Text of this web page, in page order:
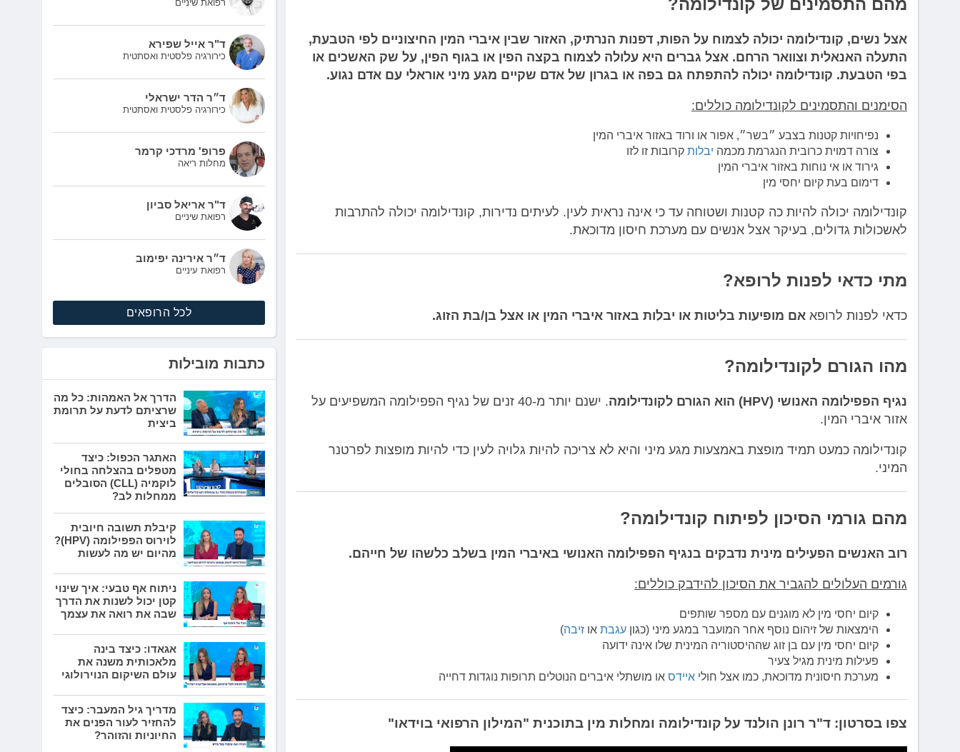
מהם התסמינים של קונדילומה?
אצל נשים, קונדילומה יכולה לצמוח על הפות, דפנות הנרתיק, האזור שבין איברי המין החיצוניים לפי הטבעת,
התעלה האנאלית וצוואר הרחם. אצל גברים היא עלולה לצמוח בקצה הפין או בגוף הפין, על שק האשכים או
בפי הטבעת. קונדילומה יכולה להתפתח גם בפה או בגרון של אדם שקיים מגע מיני אוראלי עם אדם נגוע.
הסימנים והתסמינים לקונדילומה כוללים:
נפיחויות קטנות בצבע ״בשר״, אפור או ורוד באזור איברי המין
צורה דמוית כרובית הנגרמת מכמה יבלות קרובות זו לזו
גירוד או אי נוחות באזור איברי המין
דימום בעת קיום יחסי מין
קונדילומה יכולה להיות כה קטנות ושטוחה עד כי אינה נראית לעין. לעיתים נדירות, קונדילומה יכולה להתרבות
לאשכולות גדולים, בעיקר אצל אנשים עם מערכת חיסון מדוכאת.
מתי כדאי לפנות לרופא?
כדאי לפנות לרופא אם מופיעות בליטות או יבלות באזור איברי המין או אצל בן/בת הזוג.
מהו הגורם לקונדילומה?
נגיף הפפילומה האנושי (HPV) הוא הגורם לקונדילומה
. ישנם יותר מ-40 זנים של נגיף הפפילומה המשפיעים על
אזור איברי המין.
קונדילומה כמעט תמיד מופצת באמצעות מגע מיני והיא לא צריכה להיות גלויה לעין כדי להיות מופצות לפרטנר
המיני.
מהם גורמי הסיכון לפיתוח קונדילומה?
רוב האנשים הפעילים מינית נדבקים בנגיף הפפילומה האנושי באיברי המין בשלב כלשהו של חייהם.
גורמים העלולים להגביר את הסיכון להידבק כוללים:
קיום יחסי מין לא מוגנים עם מספר שותפים
הימצאות של זיהום נוסף אחר המועבר במגע מיני (כגון עגבת או זיבה)
קיום יחסי מין עם בן זוג שההיסטוריה המינית שלו אינה ידועה
פעילות מינית מגיל צעיר
מערכת חיסונית מדוכאת, כמו אצל חולי איידס או מושתלי איברים הנוטלים תרופות נוגדות דחייה
צפו בסרטון: ד"ר רונן הולנד על קונדילומה ומחלות מין בתוכנית "המילון הרפואי בוידאו"
רפואת שיניים
ד"ר אייל שפירא
כירורגיה פלסטית ואסתטית
ד״ר הדר ישראלי
כירורגיה פלסטית ואסתטית
פרופ' מרדכי קרמר
מחלות ריאה
ד"ר אריאל סביון
רפואת שיניים
ד״ר אירינה יפימוב
רפואת עיניים
לכל הרופאים
כתבות מובילות
הדרך אל האמהות: כל מה
שרציתם לדעת על תרומת
ביצית
האתגר הכפול: כיצד
מטפלים בהצלחה בחולי
לוקמיה (CLL) הסובלים
ממחלות לב?
קיבלת תשובה חיובית
לוירוס הפפילומה (HPV)?
מהיום יש מה לעשות
ניתוח אף טבעי: איך שינוי
קטן יכול לשנות את הדרך
שבה את רואה את עצמך
אגאדו: כיצד בינה
מלאכותית משנה את
עולם השיקום הנוירולוגי
מדריך גיל המעבר: כיצד
להחזיר לעור הפנים את
החיוניות והזוהר?